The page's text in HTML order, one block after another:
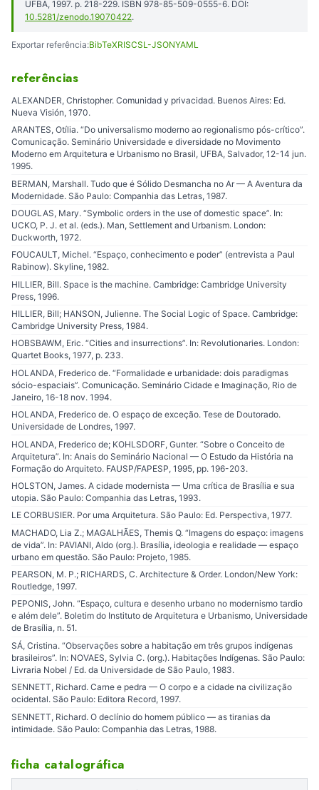
UFBA, 1997. p. 218-229. ISBN 978-85-509-0555-6. DOI:
10.5281/zenodo.19070422.
Exportar referência:BibTeXRISCSL-JSONYAML
referências
ALEXANDER, Christopher. Comunidad y privacidad. Buenos Aires: Ed.
Nueva Visión, 1970.
ARANTES, Otília. “Do universalismo moderno ao regionalismo pós-crítico”.
Comunicação. Seminário Universidade e diversidade no Movimento
Moderno em Arquitetura e Urbanismo no Brasil, UFBA, Salvador, 12-14 jun.
1995.
BERMAN, Marshall. Tudo que é Sólido Desmancha no Ar — A Aventura da
Modernidade. São Paulo: Companhia das Letras, 1987.
DOUGLAS, Mary. “Symbolic orders in the use of domestic space”. In:
UCKO, P. J. et al. (eds.). Man, Settlement and Urbanism. London:
Duckworth, 1972.
FOUCAULT, Michel. “Espaço, conhecimento e poder” (entrevista a Paul
Rabinow). Skyline, 1982.
HILLIER, Bill. Space is the machine. Cambridge: Cambridge University
Press, 1996.
HILLIER, Bill; HANSON, Julienne. The Social Logic of Space. Cambridge:
Cambridge University Press, 1984.
HOBSBAWM, Eric. “Cities and insurrections”. In: Revolutionaries. London:
Quartet Books, 1977, p. 233.
HOLANDA, Frederico de. “Formalidade e urbanidade: dois paradigmas
sócio-espaciais”. Comunicação. Seminário Cidade e Imaginação, Rio de
Janeiro, 16-18 nov. 1994.
HOLANDA, Frederico de. O espaço de exceção. Tese de Doutorado.
Universidade de Londres, 1997.
HOLANDA, Frederico de; KOHLSDORF, Gunter. “Sobre o Conceito de
Arquitetura”. In: Anais do Seminário Nacional — O Estudo da História na
Formação do Arquiteto. FAUSP/FAPESP, 1995, pp. 196-203.
HOLSTON, James. A cidade modernista — Uma crítica de Brasília e sua
utopia. São Paulo: Companhia das Letras, 1993.
LE CORBUSIER. Por uma Arquitetura. São Paulo: Ed. Perspectiva, 1977.
MACHADO, Lia Z.; MAGALHÃES, Themis Q. “Imagens do espaço: imagens
de vida”. In: PAVIANI, Aldo (org.). Brasília, ideologia e realidade — espaço
urbano em questão. São Paulo: Projeto, 1985.
PEARSON, M. P.; RICHARDS, C. Architecture & Order. London/New York:
Routledge, 1997.
PEPONIS, John. “Espaço, cultura e desenho urbano no modernismo tardio
e além dele”. Boletim do Instituto de Arquitetura e Urbanismo, Universidade
de Brasília, n. 51.
SÁ, Cristina. “Observações sobre a habitação em três grupos indígenas
brasileiros”. In: NOVAES, Sylvia C. (org.). Habitações Indígenas. São Paulo:
Livraria Nobel / Ed. da Universidade de São Paulo, 1983.
SENNETT, Richard. Carne e pedra — O corpo e a cidade na civilização
ocidental. São Paulo: Editora Record, 1997.
SENNETT, Richard. O declínio do homem público — as tiranias da
intimidade. São Paulo: Companhia das Letras, 1988.
ficha catalográfica